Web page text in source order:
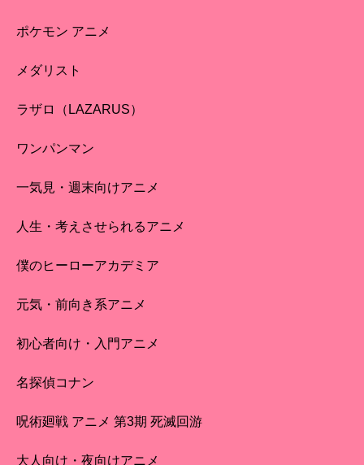
ポケモン アニメ
メダリスト
ラザロ（LAZARUS）
ワンパンマン
一気見・週末向けアニメ
人生・考えさせられるアニメ
僕のヒーローアカデミア
元気・前向き系アニメ
初心者向け・入門アニメ
名探偵コナン
呪術廻戦 アニメ 第3期 死滅回游
大人向け・夜向けアニメ